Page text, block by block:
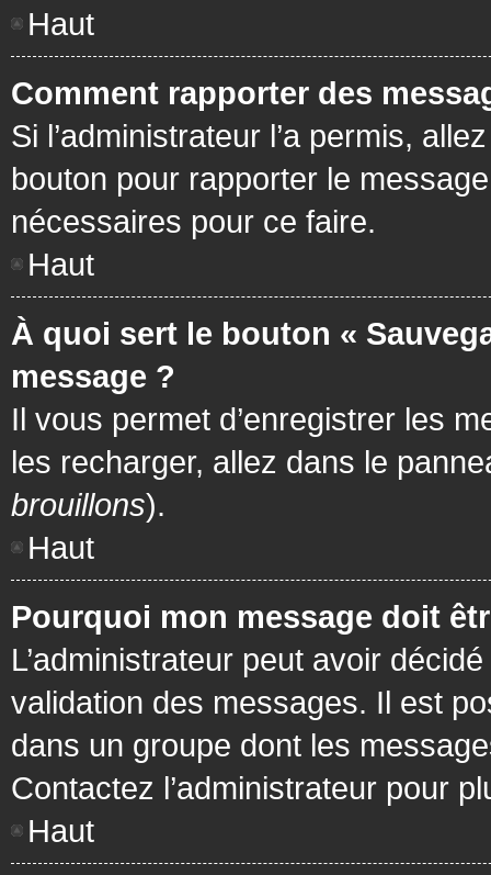
Haut
Comment rapporter des
Si l’administrateur l’a permis,
bouton pour rapporter le
nécessaires pour ce faire.
Haut
À quoi sert le bouton «
message ?
Il vous permet d’enregistrer les
les recharger, allez dans le
brouillons).
Haut
Pourquoi mon message doit
L’administrateur peut avoir
validation des messages. Il est
dans un groupe dont les
Contactez l’administrateur pour
Haut